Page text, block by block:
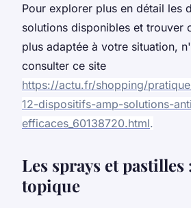
Pour explorer plus en détail les
solutions disponibles et trouver
plus adaptée à votre situation,
consulter ce site
https://actu.fr/shopping/
12-dispositifs-amp-solutions-
efficaces_60138720.html.
Les sprays et
topique